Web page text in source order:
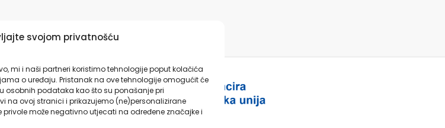
svojom privatnošću
mi i naši partneri koristimo tehnologije poput kolačića
o uređaju. Pristanak na ove tehnologije omogućit će
podataka kao što su ponašanje pri
na ovoj stranici i prikazujemo (ne)personalizirane
može negativno utjecati na određene značajke i